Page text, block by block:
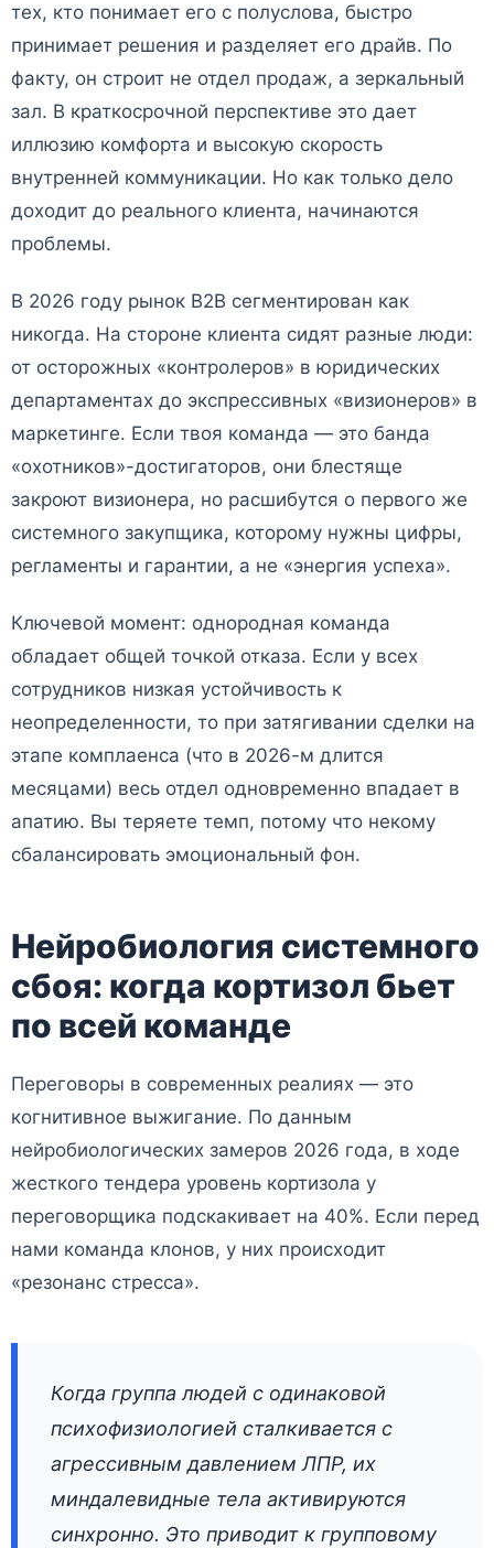
тех, кто понимает его с полуслова, быстро
принимает решения и разделяет его драйв. По
факту, он строит не отдел продаж, а зеркальный
зал. В краткосрочной перспективе это дает
иллюзию комфорта и высокую скорость
внутренней коммуникации. Но как только дело
доходит до реального клиента, начинаются
проблемы.
В 2026 году рынок B2B сегментирован как
никогда. На стороне клиента сидят разные люди:
от осторожных «контролеров» в юридических
департаментах до экспрессивных «визионеров» в
маркетинге. Если твоя команда — это банда
«охотников»-достигаторов, они блестяще
закроют визионера, но расшибутся о первого же
системного закупщика, которому нужны цифры,
регламенты и гарантии, а не «энергия успеха».
Ключевой момент: однородная команда
обладает общей точкой отказа. Если у всех
сотрудников низкая устойчивость к
неопределенности, то при затягивании сделки на
этапе комплаенса (что в 2026-м длится
месяцами) весь отдел одновременно впадает в
апатию. Вы теряете темп, потому что некому
сбалансировать эмоциональный фон.
Нейробиология системного
сбоя: когда кортизол бьет
по всей команде
Переговоры в современных реалиях — это
когнитивное выжигание. По данным
нейробиологических замеров 2026 года, в ходе
жесткого тендера уровень кортизола у
переговорщика подскакивает на 40%. Если перед
нами команда клонов, у них происходит
«резонанс стресса».
Когда группа людей с одинаковой
психофизиологией сталкивается с
агрессивным давлением ЛПР, их
миндалевидные тела активируются
синхронно. Это приводит к групповому